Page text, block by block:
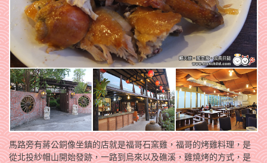
馬路旁有蔣公銅像坐鎮的店就是福哥石窯雞，福哥的烤雞料理，是
從北投紗帽山開始發跡，一路到烏來以及礁溪，雞燒烤的方式，是